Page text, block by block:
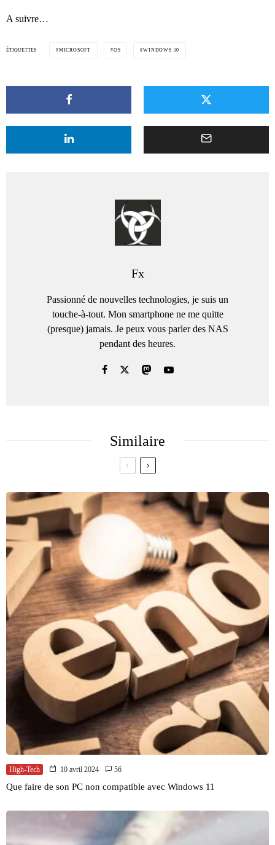
A suivre…
ÉTIQUETTES MICROSOFT OS WINDOWS 10
Fx
Passionné de nouvelles technologies, je suis un
touche-à-tout. Mon smartphone ne me quitte
(presque) jamais. Je peux vous parler des NAS
pendant des heures.
Similaire
High-Tech 10 avril 2024 56
Que faire de son PC non compatible avec Windows 11